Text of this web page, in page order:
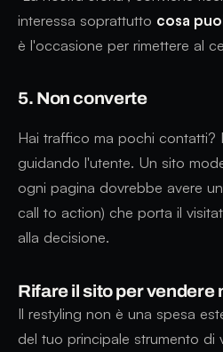
interessa soprattutto cosa
è l'occasione per rimettere al
5. Non converte
Hai traffico ma pochi contatti?
guidando l'utente. Un sito
ogni pagina dovrebbe avere
call to action) che porta il
alla decisione.
Rifare il sito per vendere
Il restyling non è una spesa
del tuo principale strumento di